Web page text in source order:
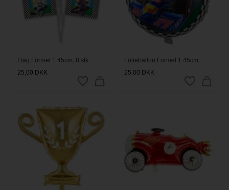
Flag Formel 1 45cm, 8 stk.
25,00 DKK
Folieballon Formel 1 45cm
25,00 DKK